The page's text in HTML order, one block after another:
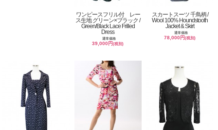
ワンピースフリル付 レー
ス生地 グリーン×ブラック /
Green/Black Lace Frilled
Dress
通常価格
39,000円(税別)
スカートスーツ 千鳥柄 /
Wool 100% Houndstooth
Jacket & Skirt
通常価格
78,000円(税別)